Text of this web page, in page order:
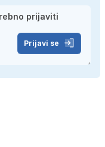
Prijavi se